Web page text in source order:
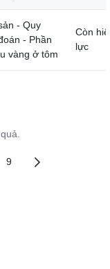
- Quy
- Phần
vàng ở tôm
Còn
lực
cổng
trung gian
Các trang trên cổng
9